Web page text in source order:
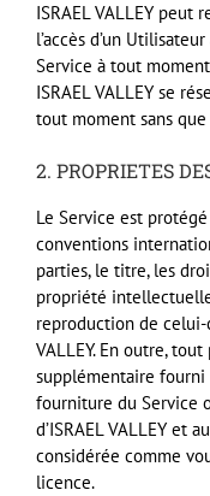
ISRAEL VALLEY peut
l’accès d’un
Service à tout
ISRAEL VALLEY se
tout moment sans que
2. PROPRIETES
Le Service est
conventions
parties, le titre, les
propriété
reproduction de celui-
VALLEY. En outre,
supplémentaire fourni
fourniture du Service
d’ISRAELVALLEY et
considérée comme
licence.